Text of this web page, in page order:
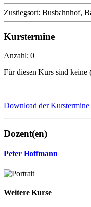
Zustiegsort: Busbahnhof,
Kurstermine
Anzahl: 0
Für diesen Kurs sind keine
Download der Kurstermine
Dozent(en)
Peter Hoffmann
Weitere Kurse